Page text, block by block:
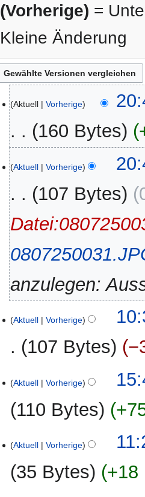
(Vorherige) =
Kleine Änderung
Januar
2025
Aktuell Vorherige
160 Bytes
Aktuell Vorherige
107 Bytes
anzulegen:
AprilAktuell Vorherige
107 Bytes
AprilAktuell Vorherige
110 Bytes
AprilAktuell Vorherige
35 Bytes
+18